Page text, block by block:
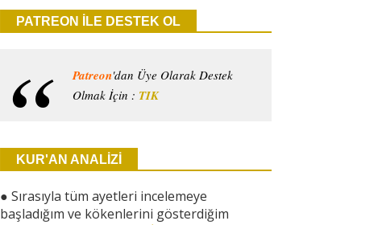
PATREON İLE DESTEK OL
Patreon'dan Üye Olarak Destek
Olmak İçin : TIK
KUR'AN ANALİZİ
●Sırasıyla tüm ayetleri incelemeye
başladığım ve kökenlerini gösterdiğim